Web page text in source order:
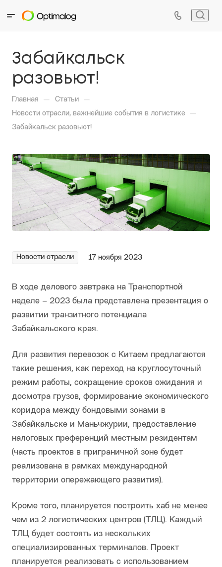
Забайкальск
разовьют!
Главная — Статьи —
Новости отрасли, важнейшие события в логистике —
Забайкальск разовьют!
Новости отрасли 17 ноября 2023
В ходе делового завтрака на Транспортной
неделе – 2023 была представлена презентация о
развитии транзитного потенциала
Забайкальского края.
Для развития перевозок с Китаем предлагаются
такие решения, как переход на круглосуточный
режим работы, сокращение сроков ожидания и
досмотра грузов, формирование экономического
коридора между бондовыми зонами в
Забайкальске и Маньчжурии, предоставление
налоговых преференций местным резидентам
(часть проектов в приграничной зоне будет
реализована в рамках международной
территории опережающего развития).
Кроме того, планируется построить хаб не менее
чем из 2 логистических центров (ТЛЦ). Каждый
ТЛЦ будет состоять из нескольких
специализированных терминалов. Проект
планируется реализовать с использованием